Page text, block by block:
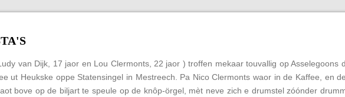
van Dijk, 17 jaor en Lou Clermonts, 22 jaor ) troffen mekaar touvallig op Asselegoons
ut Heukske oppe Statensingel in Mestreech. Pa Nico Clermonts waor in de Kaffee, en
bove op de biljart te speule op de knôp-örgel, mèt neve zich e drumstel zóónder